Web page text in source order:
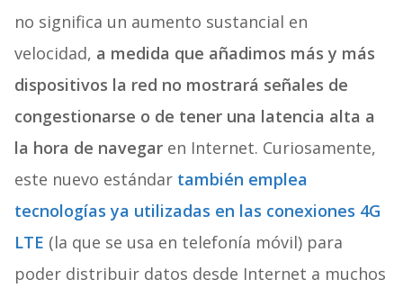
no significa un aumento sustancial en
velocidad, a medida que añadimos más y más
dispositivos la red no mostrará señales de
congestionarse o de tener una latencia alta a
la hora de navegaren Internet. Curiosamente,
este nuevo estándar también emplea
tecnologías ya utilizadas en las conexiones 4G
LTE (la que se usa en telefonía móvil) para
poder distribuir datos desde Internet a muchos